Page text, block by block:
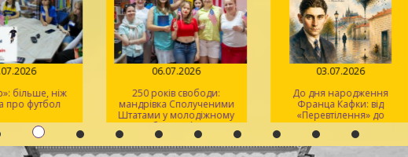
більше, ніж
про футбол
06.07.2026
250 років свободи:
мандрівка Сполученими
Штатами у молодіжному
клубі «Speak Up»
03.07.2026
До дня народження
Франца Кафки: від
«Перевтілення» до
«Процесу»